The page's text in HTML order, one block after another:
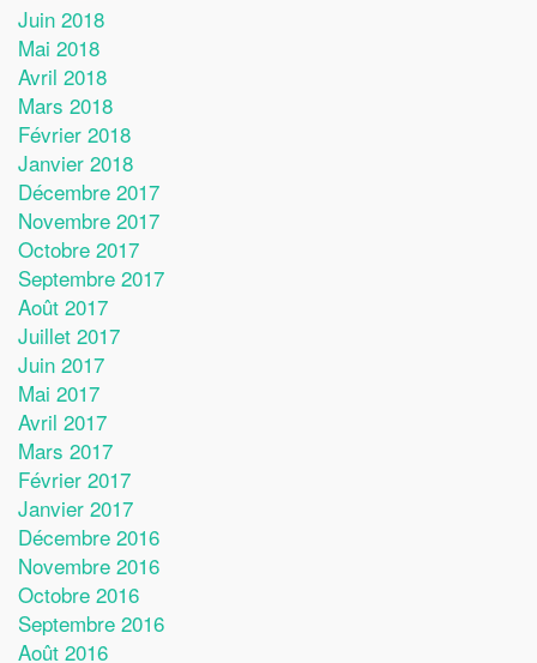
Juin 2018
Mai 2018
Avril 2018
Mars 2018
Février 2018
Janvier 2018
Décembre 2017
Novembre 2017
Octobre 2017
Septembre 2017
Août 2017
Juillet 2017
Juin 2017
Mai 2017
Avril 2017
Mars 2017
Février 2017
Janvier 2017
Décembre 2016
Novembre 2016
Octobre 2016
Septembre 2016
Août 2016